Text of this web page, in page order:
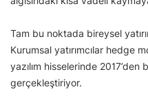
Tam bu noktada bireysel
Kurumsal yatırımcılar hedge
yazılım hisselerinde
gerçekleştiriyor.